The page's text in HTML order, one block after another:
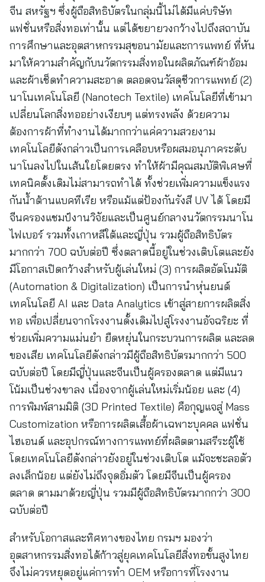
จีน สหรัฐฯ ซึ่งผู้ถือสิทธิบัตรในกลุ่มนี้ไม่ได้มีแค่บริษัท
แฟชั่นหรือสิ่งทอเท่านั้น แต่ได้ขยายวงกว้างไปถึงสถาบัน
การศึกษาและอุตสาหกรรมสุขอนามัยและการแพทย์ ที่หัน
มาให้ความสำคัญกับนวัตกรรมสิ่งทอในผลิตภัณฑ์ผ้าอ้อม
และผ้าเช็ดทำความสะอาด ตลอดจนวัสดุชีวการแพทย์ (2)
นาโนเทคโนโลยี (Nanotech Textile) เทคโนโลยีที่เข้ามา
เปลี่ยนโลกสิ่งทออย่างเงียบๆ แต่ทรงพลัง ด้วยความ
ต้องการผ้าที่ทำงานได้มากกว่าแค่ความสวยงาม
เทคโนโลยีดังกล่าวเป็นการเคลือบหรือผสมอนุภาคระดับ
นาโนลงไปในเส้นใยโดยตรง ทำให้ผ้ามีคุณสมบัติพิเศษที่
เทคนิคดั้งเดิมไม่สามารถทำได้ ทั้งช่วยเพิ่มความแข็งแรง
กันน้ำต้านแบคทีเรีย หรือแม้แต่ป้องกันรังสี UV ได้ โดยมี
จีนครองแชมป์งานวิจัยและเป็นศูนย์กลางนวัตกรรมนาโน
ไฟเบอร์ รวมทั้งเกาหลีใต้และญี่ปุ่น รวมผู้ถือสิทธิบัตร
มากกว่า 700 ฉบับต่อปี ซึ่งตลาดนี้อยู่ในช่วงเติบโตและยัง
มีโอกาสเปิดกว้างสำหรับผู้เล่นใหม่ (3) การผลิตอัตโนมัติ
(Automation & Digitalization) เป็นการนำหุ่นยนต์
เทคโนโลยี AI และ Data Analytics เข้าสู่สายการผลิตสิ่ง
ทอ เพื่อเปลี่ยนจากโรงงานดั้งเดิมไปสู่โรงงานอัจฉริยะ ที่
ช่วยเพิ่มความแม่นยำ ยืดหยุ่นในกระบวนการผลิต และลด
ของเสีย เทคโนโลยีดังกล่าวมีผู้ถือสิทธิบัตรมากกว่า 500
ฉบับต่อปี โดยมีญี่ปุ่นและจีนเป็นผู้ครองตลาด แต่มีแนว
โน้มเป็นช่วงขาลง เนื่องจากผู้เล่นใหม่เริ่มน้อย และ (4)
การพิมพ์สามมิติ (3D Printed Textile) คือกุญแจสู่ Mass
Customization หรือการผลิตเสื้อผ้าเฉพาะบุคคล แฟชั่น
ไฮเอนด์ และอุปกรณ์ทางการแพทย์ที่ผลิตตามสรีระผู้ใช้
โดยเทคโนโลยีดังกล่าวยังอยู่ในช่วงเติบโต แม้จะชะลอตัว
ลงเล็กน้อย แต่ยังไม่ถึงจุดอิ่มตัว โดยมีจีนเป็นผู้ครอง
ตลาด ตามมาด้วยญี่ปุ่น รวมมีผู้ถือสิทธิบัตรมากกว่า 300
ฉบับต่อปี
​สำหรับโอกาสและทิศทางของไทย กรมฯ มองว่า
อุตสาหกรรมสิ่งทอได้ก้าวสู่ยุคเทคโนโลยีสิ่งทอขั้นสูงไทย
จึงไม่ควรหยุดอยู่แค่การทำ OEM หรือการที่โรงงาน